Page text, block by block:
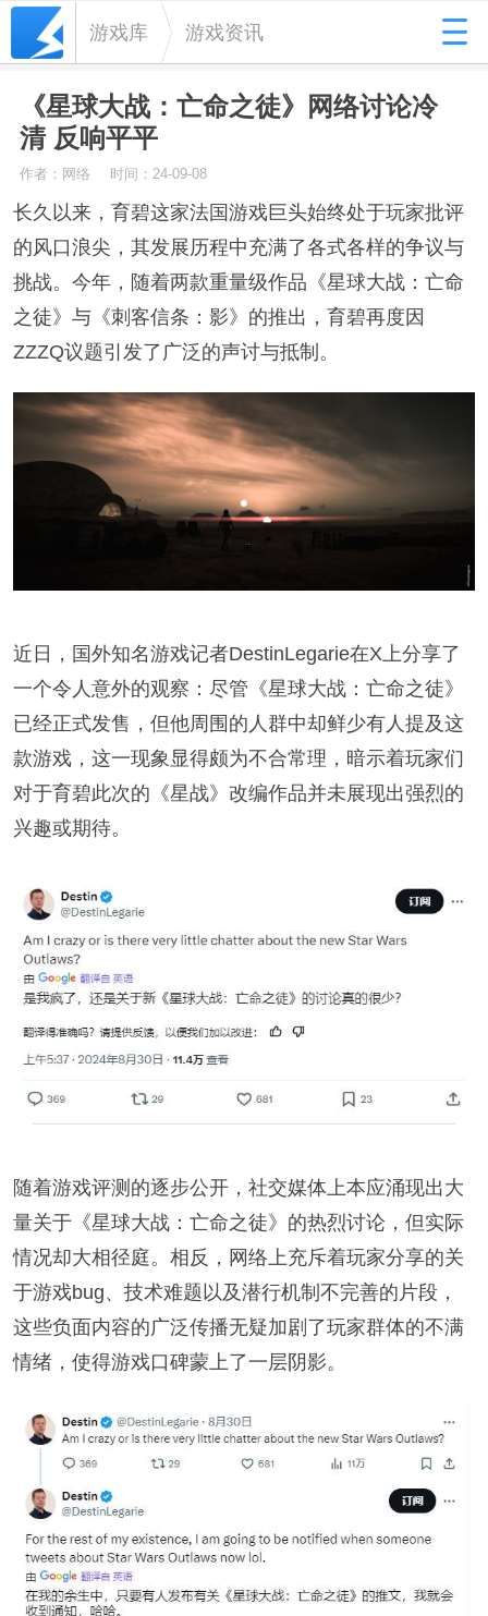
游戏库 游戏资讯
《星球大战：亡命之徒》网络讨论冷
清 反响平平
作者：网络 时间：24-09-08
长久以来，育碧这家法国游戏巨头始终处于玩家批评
的风口浪尖，其发展历程中充满了各式各样的争议与
挑战。今年，随着两款重量级作品《星球大战：亡命
之徒》与《刺客信条：影》的推出，育碧再度因
ZZZQ议题引发了广泛的声讨与抵制。
近日，国外知名游戏记者DestinLegarie在X上分享了
一个令人意外的观察：尽管《星球大战：亡命之徒》
已经正式发售，但他周围的人群中却鲜少有人提及这
款游戏，这一现象显得颇为不合常理，暗示着玩家们
对于育碧此次的《星战》改编作品并未展现出强烈的
兴趣或期待。
随着游戏评测的逐步公开，社交媒体上本应涌现出大
量关于《星球大战：亡命之徒》的热烈讨论，但实际
情况却大相径庭。相反，网络上充斥着玩家分享的关
于游戏bug、技术难题以及潜行机制不完善的片段，
这些负面内容的广泛传播无疑加剧了玩家群体的不满
情绪，使得游戏口碑蒙上了一层阴影。